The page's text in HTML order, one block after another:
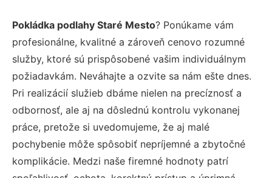
Pokládka podlahy Staré Mesto? Ponúkame vám
profesionálne, kvalitné a zároveň cenovo rozumné
služby, ktoré sú prispôsobené vašim individuálnym
požiadavkám. Neváhajte a ozvite sa nám ešte dnes.
Pri realizácií služieb dbáme nielen na precíznosť a
odbornosť, ale aj na dôslednú kontrolu vykonanej
práce, pretože si uvedomujeme, že aj malé
pochybenie môže spôsobiť nepríjemné a zbytočné
komplikácie. Medzi naše firemné hodnoty patrí